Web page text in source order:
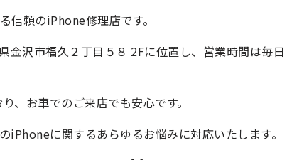
信頼のiPhone修理店です。
金沢市福久２丁目５８ 2Fに位置し、営業時間は毎日
、お車でのご来店でも安心です。
に関するあらゆるお悩みに対応いたします。